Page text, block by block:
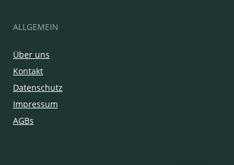
ALLGEMEIN
Über uns
Kontakt
Datenschutz
Impressum
AGBs